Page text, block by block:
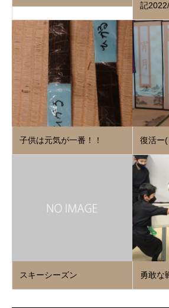
記
子供は元気が一番！！ 復活ー(
スキーシーズン 勇敢な